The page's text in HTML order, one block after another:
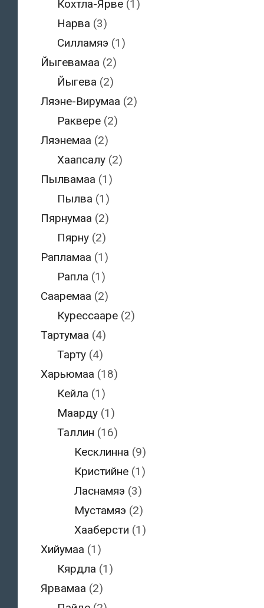
Кохтла-Ярве (1)
Нарва (3)
Силламяэ (1)
Йыгевамаа (2)
Йыгева (2)
Ляэне-Вирумаа (2)
Раквере (2)
Ляэнемаа (2)
Хаапсалу (2)
Пылвамаа (1)
Пылва (1)
Пярнумаа (2)
Пярну (2)
Рапламаа (1)
Рапла (1)
Сааремаа (2)
Курессааре (2)
Тартумаа (4)
Тарту (4)
Харьюмаа (18)
Кейла (1)
Маарду (1)
Таллин (16)
Кесклинна (9)
Кристийне(1)
Ласнамяэ (3)
Мустамяэ (2)
Хааберсти (1)
Хийумаа (1)
Кярдла (1)
Ярвамаа (2)